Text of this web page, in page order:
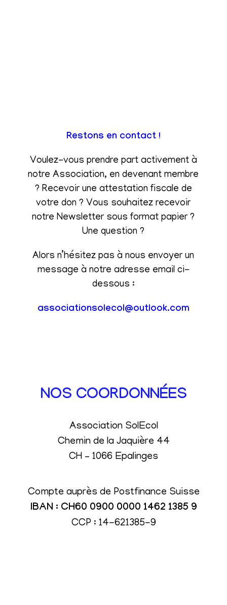
Restons en contact !
Voulez-vous prendre part activement à
notre Association, en devenant membre
? Recevoir une attestation fiscale de
votre don ? Vous souhaitez recevoir
notre Newsletter sous format papier ?
Une question ?
Alors n’hésitez pas à nous envoyer un
message à notre adresse email ci-
dessous :
associationsolecol@outlook.com
NOS COORDONNÉES
Association SolEcol
Chemin de la Jaquière 44
CH – 1066 Epalinges
Compte auprès de Postfinance Suisse
IBAN : CH60 0900 0000 1462 1385 9
CCP : 14-621385-9